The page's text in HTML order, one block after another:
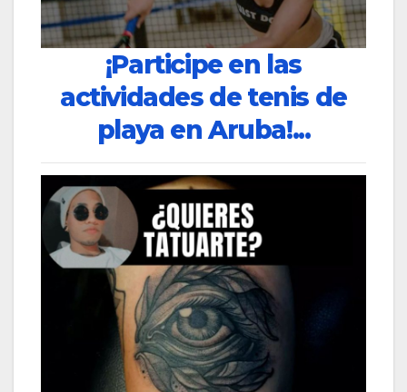
¡Participe en las
actividades de tenis de
playa en Aruba!...